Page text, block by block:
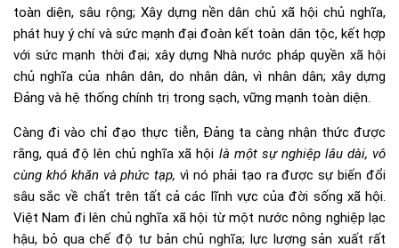
toàn diện, sâu rộng; Xây dựng nền dân chủ xã hội chủ nghĩa,
phát huy ý chí và sức mạnh đại đoàn kết toàn dân tộc, kết hợp
với sức mạnh thời đại; xây dựng Nhà nước pháp quyền xã hội
chủ nghĩa của nhân dân, do nhân dân, vì nhân dân; xây dựng
Đảng và hệ thống chính trị trong sạch, vững mạnh toàn diện.
Càng đi vào chỉ đạo thực tiễn, Đảng ta càng nhận thức được
rằng, quá độ lên chủ nghĩa xã hội là một sự nghiệp lâu dài, vô
cùng khó khăn và phức tạp,vì nó phải tạo ra được sự biến đổi
sâu sắc về chất trên tất cả các lĩnh vực của đời sống xã hội.
Việt Nam đi lên chủ nghĩa xã hội từ một nước nông nghiệp lạc
hậu, bỏ qua chế độ tư bản chủ nghĩa; lực lượng sản xuất rất